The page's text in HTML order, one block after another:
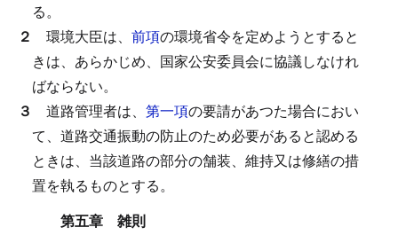
る。
２ 環境大臣は、 前項の環境省令を定めようとすると
きは、あらかじめ、国家公安委員会に協議しなけれ
ばならない。
３ 道路管理者は、 第一項の要請があつた場合におい
て、道路交通振動の防止のため必要があると認める
ときは、当該道路の部分の舗装、維持又は修繕の措
置を執るものとする。
第五章 雑則